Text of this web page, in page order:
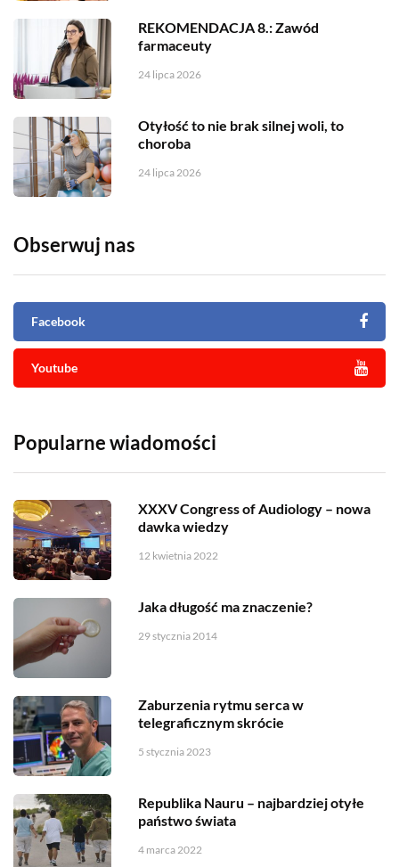
REKOMENDACJA 8.: Zawód
farmaceuty
24 lipca 2026
Otyłość to nie brak silnej woli, to
choroba
24 lipca 2026
Obserwuj nas
Facebook
Youtube
Popularne wiadomości
XXXV Congress of Audiology – nowa
dawka wiedzy
12 kwietnia 2022
Jaka długość ma znaczenie?
29 stycznia 2014
Zaburzenia rytmu serca w
telegraficznym skrócie
5 stycznia 2023
Republika Nauru – najbardziej otyłe
państwo świata
4 marca 2022